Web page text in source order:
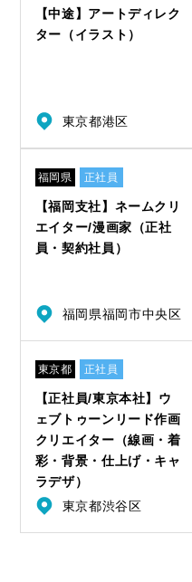
【中途】アートディレク
ター（イラスト）
東京都港区
福岡県 正社員
【福岡支社】ネームクリ
エイター/漫画家（正社
員・契約社員）
福岡県福岡市中央区
東京都 正社員
【正社員/東京本社】ウ
ェブトゥーンリード作画
クリエイター（線画・着
彩・背景・仕上げ・キャ
ラデザ）
東京都渋谷区